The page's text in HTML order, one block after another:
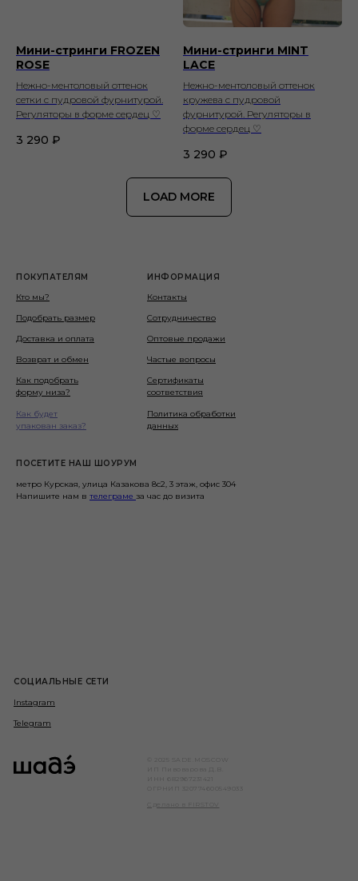
Мини-стринги FROZEN
ROSE
Нежно-ментоловый оттенок
сетки с пудровой фурнитурой.
Регуляторы в форме сердец ♡
3 290 ₽
Мини-стринги MINT
LACE
Нежно-ментоловый оттенок
кружева с пудровой
фурнитурой. Регуляторы в
форме сердец ♡
3 290 ₽
LOAD MORE
ПОКУПАТЕЛЯМ
ИНФОРМАЦИЯ
Кто мы?
Подобрать размер
Доставка и оплата
Возврат и обмен
Сертификаты
соответствия
Контакты
Оптовые продажи
СОЦИАЛЬНЫЕ СЕТИ
Instagram
Telegram
© 2025 SADE.MOSCOW
ИП Пивоварова Д.В.
ИНН 682967231421
ОГРНИП 320774600549033
Сотрудничество
Политика обработки
данных
Как подобрать
форму низа?
Частые вопросы
Как будет
упакован заказ?
ПОСЕТИТЕ НАШ ШОУРУМ
метро Курская, улица Казакова 8с2, 3 этаж, офис 304
Напишите нам в телеграме за час до визита